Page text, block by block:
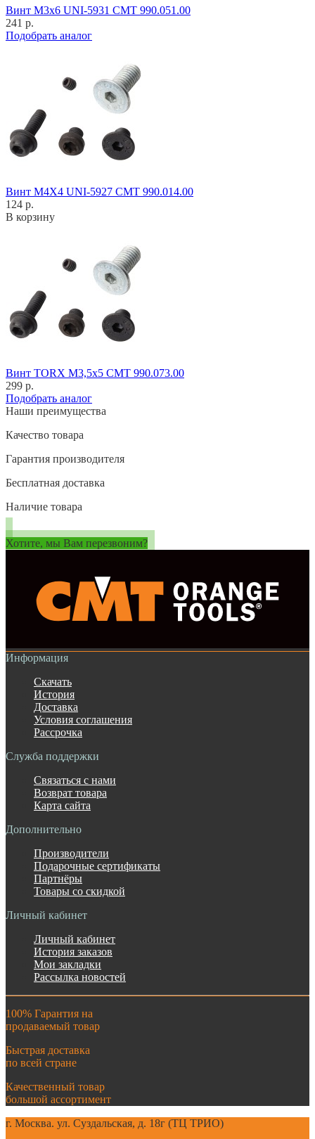
Винт M3x6 UNI-5931 CMT 990.051.00
241 р.
Подобрать аналог
Винт M4X4 UNI-5927 CMT 990.014.00
124 р.
В корзину
Винт TORX M3,5x5 CMT 990.073.00
299 р.
Подобрать аналог
Наши преимущества
Качество товара
Гарантия производителя
Бесплатная доставка
Наличие товара
Хотите, мы Вам перезвоним?
Информация
Скачать
История
Доставка
Условия соглашения
Рассрочка
Служба поддержки
Связаться с нами
Возврат товара
Карта сайта
Дополнительно
Производители
Подарочные сертификаты
Партнёры
Товары со скидкой
Личный кабинет
Личный кабинет
История заказов
Мои закладки
Рассылка новостей
100% Гарантия на
продаваемый товар
Быстрая доставка
по всей стране
Качественный товар
большой ассортимент
г. Москва. ул. Суздальская, д. 18г (ТЦ ТРИО)